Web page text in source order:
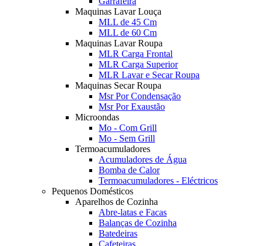
Maquinas Lavar Louça
MLL de 45 Cm
MLL de 60 Cm
Maquinas Lavar Roupa
MLR Carga Frontal
MLR Carga Superior
MLR Lavar e Secar Roupa
Maquinas Secar Roupa
Msr Por Condensação
Msr Por Exaustão
Microondas
Mo - Com Grill
Mo - Sem Grill
Termoacumuladores
Acumuladores de Água
Bomba de Calor
Termoacumuladores - Eléctricos
Pequenos Domésticos
Aparelhos de Cozinha
Abre-latas e Facas
Balanças de Cozinha
Batedeiras
Cafeteiras